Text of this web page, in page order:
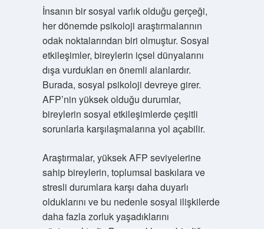
İnsanın bir sosyal varlık olduğu gerçeği,
her dönemde psikoloji araştırmalarının
odak noktalarından biri olmuştur. Sosyal
etkileşimler, bireylerin içsel dünyalarını
dışa vurdukları en önemli alanlardır.
Burada, sosyal psikoloji devreye girer.
AFP’nin yüksek olduğu durumlar,
bireylerin sosyal etkileşimlerde çeşitli
sorunlarla karşılaşmalarına yol açabilir.
Araştırmalar, yüksek AFP seviyelerine
sahip bireylerin, toplumsal baskılara ve
stresli durumlara karşı daha duyarlı
olduklarını ve bu nedenle sosyal ilişkilerde
daha fazla zorluk yaşadıklarını